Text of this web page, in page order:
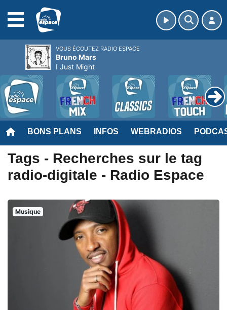
BONS PLANS INFOS WEBRADIOS
Tags - Recherches sur le tag
radio-digitale - Radio Espace
Musique
VOUS ÉCOUTEZ RADIO ESPACE
Bruno Mars
I Just Might